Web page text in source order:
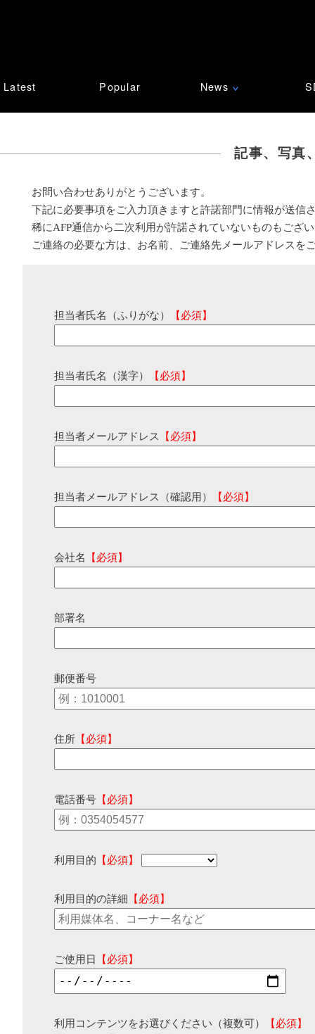
Latest Popular News ∨
記事、写真
お問い合わせありがとうございます。
下記に必要事項をご入力頂きますと許諾部門に情報が送信
稀にAFP通信から二次利用が許諾されていないものもござ
ご連絡の必要な方は、お名前、ご連絡先メールアドレスを
担当者氏名（ふりがな） 【必須】
担当者氏名（漢字） 【必須】
担当者メールアドレス 【必須】
担当者メールアドレス（確認用） 【必須】
会社名 【必須】
部署名
郵便番号
住所 【必須】
電話番号 【必須】
利用目的 【必須】
利用目的の詳細 【必須】
ご使用日 【必須】
利用コンテンツをお選びください（複数可）
【必須】